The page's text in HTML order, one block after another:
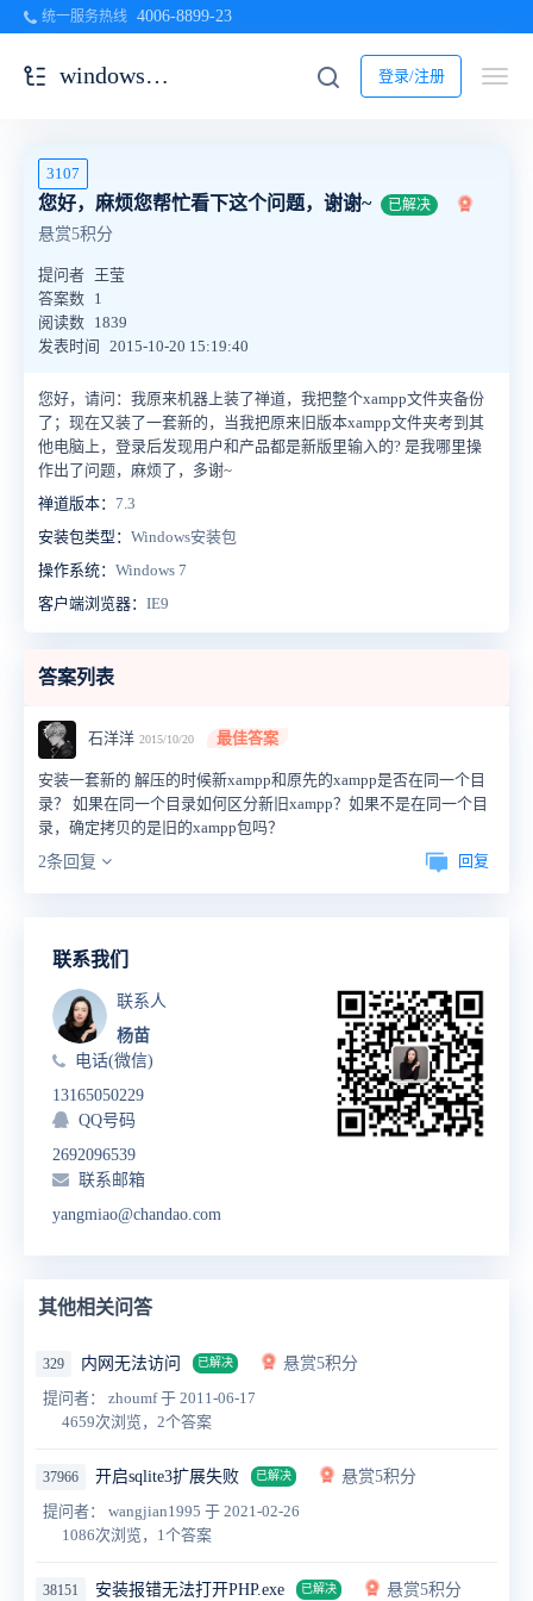
统一服务热线 4006-8899-23
登录/注册
windows一键安装包
3107
您好，麻烦您帮忙看下这个问题，谢谢~ 已解决
悬赏5积分
提问者 王莹
答案数 1
阅读数 1839
发表时间
2015-10-20 15:19:40
您好，请问：我原来机器上装了禅道，我把整个xampp文件夹备份
了；现在又装了一套新的，当我把原来旧版本xampp文件夹考到其
他电脑上，登录后发现用户和产品都是新版里输入的? 是我哪里操
作出了问题，麻烦了，多谢~
禅道版本： 7.3
安装包类型： Windows安装包
操作系统： Windows 7
客户端浏览器： IE9
答案列表
石洋洋 2015/10/20 最佳答案
安装一套新的 解压的时候新xampp和原先的xampp是否在同一个目
录？ 如果在同一个目录如何区分新旧xampp？如果不是在同一个目
录，确定拷贝的是旧的xampp包吗？
2条回复
回复
联系我们
联系人
杨苗
电话(微信)
13165050229
QQ号码
2692096539
联系邮箱
yangmiao@chandao.com
其他相关问答
329 内网无法访问 已解决
悬赏5积分
提问者： zhoumf于 2011-06-17
4659次浏览，2个答案
37966 开启sqlite3扩展失败 已解决
悬赏5积分
提问者： wangjian1995 于 2021-02-26
1086次浏览，1个答案
38151 安装报错无法打开PHP.exe 已解决 悬赏5积分